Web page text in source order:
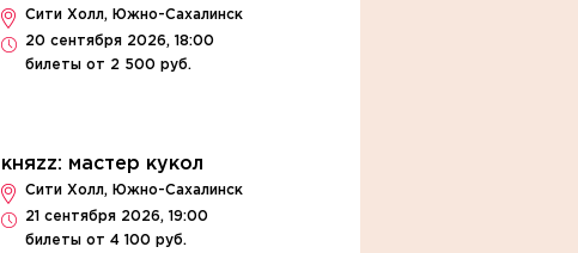
Сити Холл, Южно-Сахалинск
20 сентября 2026, 18:00
билеты от 2 500 руб.
княzz: мастер кукол
Сити Холл, Южно-Сахалинск
21 сентября 2026, 19:00
билеты от 4 100 руб.